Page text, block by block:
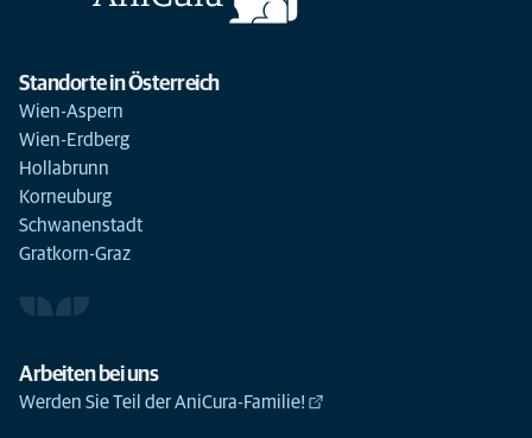
Standorte in Österreich
Wien-Aspern
Wien-Erdberg
Hollabrunn
Korneuburg
Schwanenstadt
Gratkorn-Graz
Arbeiten bei uns
Werden Sie Teil der AniCura-Familie!